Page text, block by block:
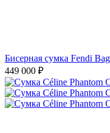
Бисерная сумка Fendi
449 000 ₽